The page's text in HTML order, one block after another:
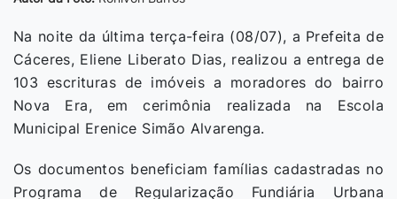
Na noite da última terça-feira (08/07), a Prefeita de
Cáceres, Eliene Liberato Dias, realizou a entrega de
103 escrituras de imóveis a moradores do bairro
Nova Era, em cerimônia realizada na Escola
Municipal Erenice Simão Alvarenga.
Os documentos beneficiam famílias cadastradas no
Programa de Regularização Fundiária Urbana